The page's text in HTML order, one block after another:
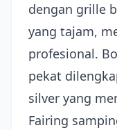
dengan grille
yang tajam,
profesional.
pekat
silver yang
Fairing